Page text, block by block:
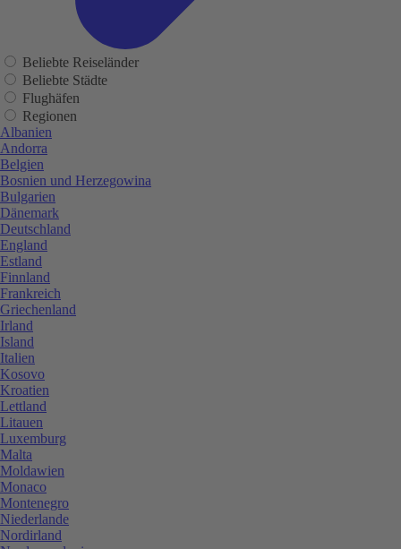
Beliebte Reiseländer
Beliebte Städte
Flughäfen
Regionen
Albanien
Andorra
Belgien
Bosnien und Herzegowina
Bulgarien
Dänemark
Deutschland
England
Estland
Finnland
Frankreich
Griechenland
Irland
Island
Italien
Kosovo
Kroatien
Lettland
Litauen
Luxemburg
Malta
Moldawien
Monaco
Montenegro
Niederlande
Nordirland